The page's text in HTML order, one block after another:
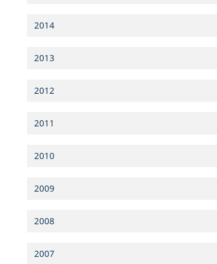
2014
2013
2012
2011
2010
2009
2008
2007